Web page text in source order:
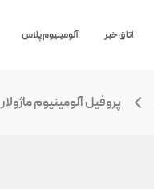
اتاق خبر آلومینیوم پلاس
پروفیل آلومینیوم ماژولار